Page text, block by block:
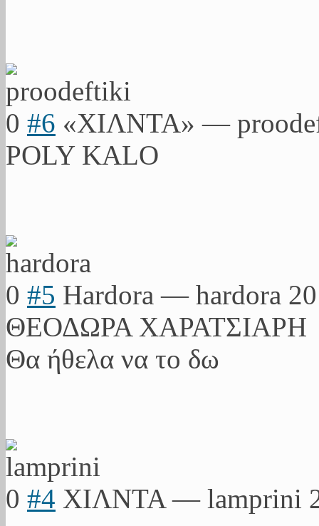
0 #6 «ΧΙΛΝΤΑ» —
POLY KALO
0 #5 Hardora — hardora
ΘΕΟΔΩΡΑ ΧΑΡΑΤΣΙΑΡΗ
Θα ήθελα να το δω
0 #4 ΧΙΛΝΤΑ— lamprini